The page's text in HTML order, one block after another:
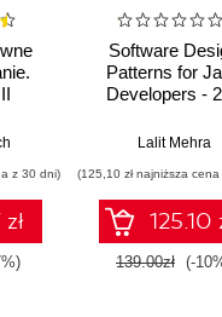
z 30 dni)
Software
Patterns for
Developers -
Lalit Mehra
(125,10 zł najniższa
125.10
139.00zł (-